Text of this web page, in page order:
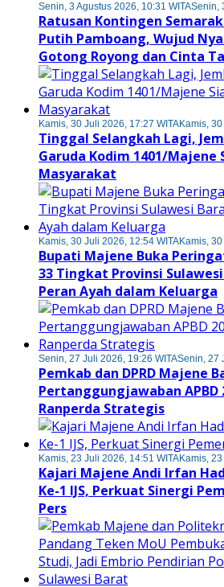
Senin, 3 Agustus 2026, 10:31 WITASenin,
Ratusan Kontingen
Putih Pamboang, Wujud
Gotong Royong dan Cinta
Kamis, 30 Juli 2026, 17:27 WITAKamis,
Tinggal Selangkah Lagi,
Garuda Kodim 1401/Majene
Masyarakat
Kamis, 30 Juli 2026, 12:54 WITAKamis,
Bupati Majene Buka
33 Tingkat Provinsi
Peran Ayah dalam Keluarga
Senin, 27 Juli 2026, 19:26 WITASenin, 27
Pemkab dan DPRD Majene
Pertanggungjawaban APBD
Ranperda Strategis
Kamis, 23 Juli 2026, 14:51 WITAKamis,
Kajari Majene Andi Irfan
Ke-1 IJS, Perkuat Sinergi
Pers